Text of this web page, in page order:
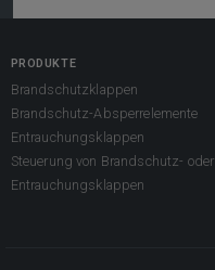
PRODUKTE
Brandschutzklappen
Brandschutz-Absperrelemente
Entrauchungsklappen
Steuerung von Brandschutz- oder
Entrauchungsklappen